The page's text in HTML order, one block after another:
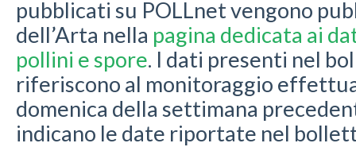
pubblicati su POLLnet vengono
dell’Arta nella pagina dedicata ai
pollini e spore. I dati presenti nel
riferiscono al monitoraggio
domenica della settimana
indicano le date riportate nel